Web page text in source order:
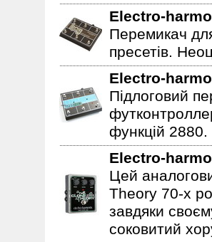
Electro-
Перемикач
пресетів.
Electro-
Підлоговий
функцій 2880.
Electro-
Цей
Theory 70-х
завдяки
соковитий